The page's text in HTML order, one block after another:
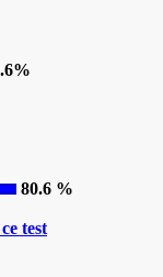
80.6 %
test